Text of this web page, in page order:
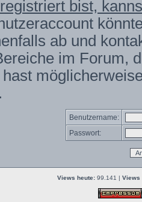
bist,
ab und
im Forum,
Benutzername:
Passwort:
Views heute: 99.141 | Views